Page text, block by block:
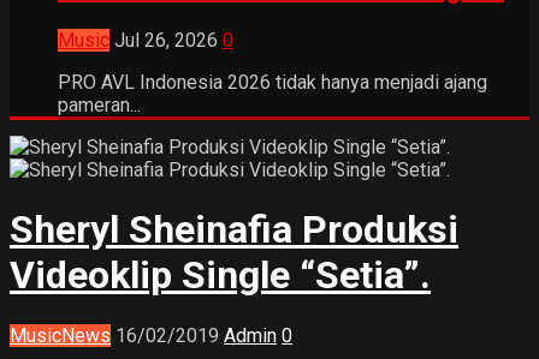
Music Jul 26, 2026 0
PRO AVL Indonesia 2026 tidak hanya menjadi ajang
pameran...
Sheryl Sheinafia Produksi
Videoklip Single “Setia”.
MusicNews 16/02/2019 Admin 0